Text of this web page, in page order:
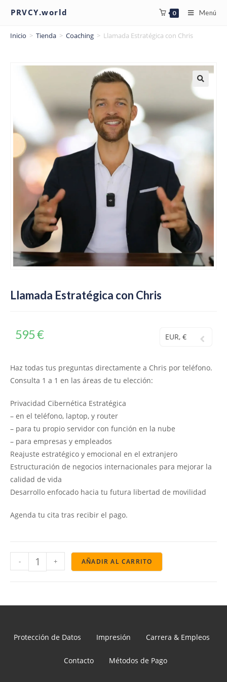
PRVCY.world 0 Menú
Inicio > Tienda > Coaching > Llamada Estratégica con Chris
Llamada Estratégica con Chris
595€ EUR, €
Haz todas tus preguntas directamente a Chris por teléfono.
Consulta 1 a 1 en las áreas de tu elección:
Privacidad Cibernética Estratégica
– en el teléfono, laptop, y router
– para tu propio servidor con función en la nube
– para empresas y empleados
Reajuste estratégico y emocional en el extranjero
Estructuración de negocios internacionales para mejorar la
calidad de vida
Desarrollo enfocado hacia tu futura libertad de movilidad
Agenda tu cita tras recibir el pago.
- + AÑADIR AL CARRITO
Protección de Datos Impresión Carrera & Empleos
Contacto Métodos de Pago